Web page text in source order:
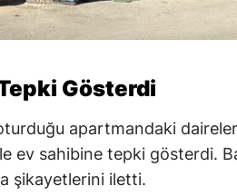
Gösterdi
apartmandaki
ev sahibine tepki gösterdi.
şikayetlerini iletti.